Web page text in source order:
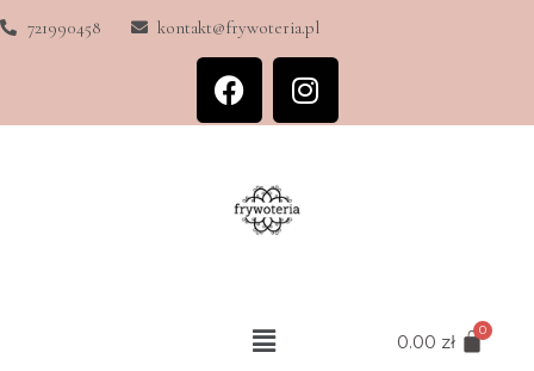
721990458 kontakt@frywoteria.pl
0.00 zł